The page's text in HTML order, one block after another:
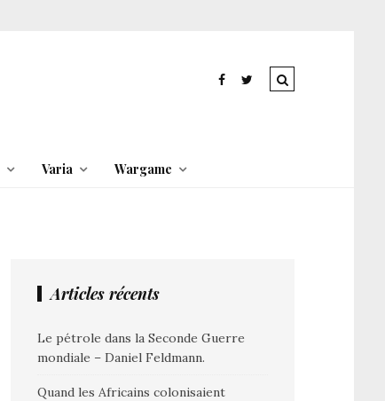
Varia Wargame
Articles récents
Le pétrole dans la Seconde Guerre
mondiale – Daniel Feldmann.
Quand les Africains colonisaient